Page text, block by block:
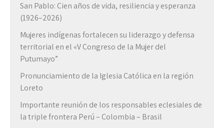
San Pablo: Cien años de vida, resiliencia y esperanza
(1926–2026)
Mujeres indígenas fortalecen su liderazgo y defensa
territorial en el «V Congreso de la Mujer del
Putumayo”
Pronunciamiento de la Iglesia Católica en la región
Loreto
Importante reunión de los responsables eclesiales de
la triple frontera Perú – Colombia – Brasil